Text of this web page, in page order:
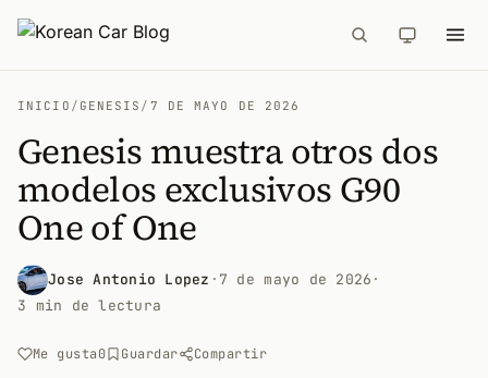
INICIO / GENESIS / 7 DE MAYO DE 2026
Genesis muestra otros dos
modelos exclusivos G90
One of One
Jose Antonio Lopez · 7 de mayo de 2026 ·
3 min de lectura
Me gusta0 Guardar Compartir